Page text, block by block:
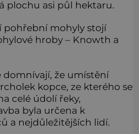
plochu asi půl hektaru.
pohřební mohyly stojí
hroby – Knowth a
domnívají, že umístění
kopce, ze kterého se
celé údolí řeky,
byla určena k
a nejdůležitějších lidí.